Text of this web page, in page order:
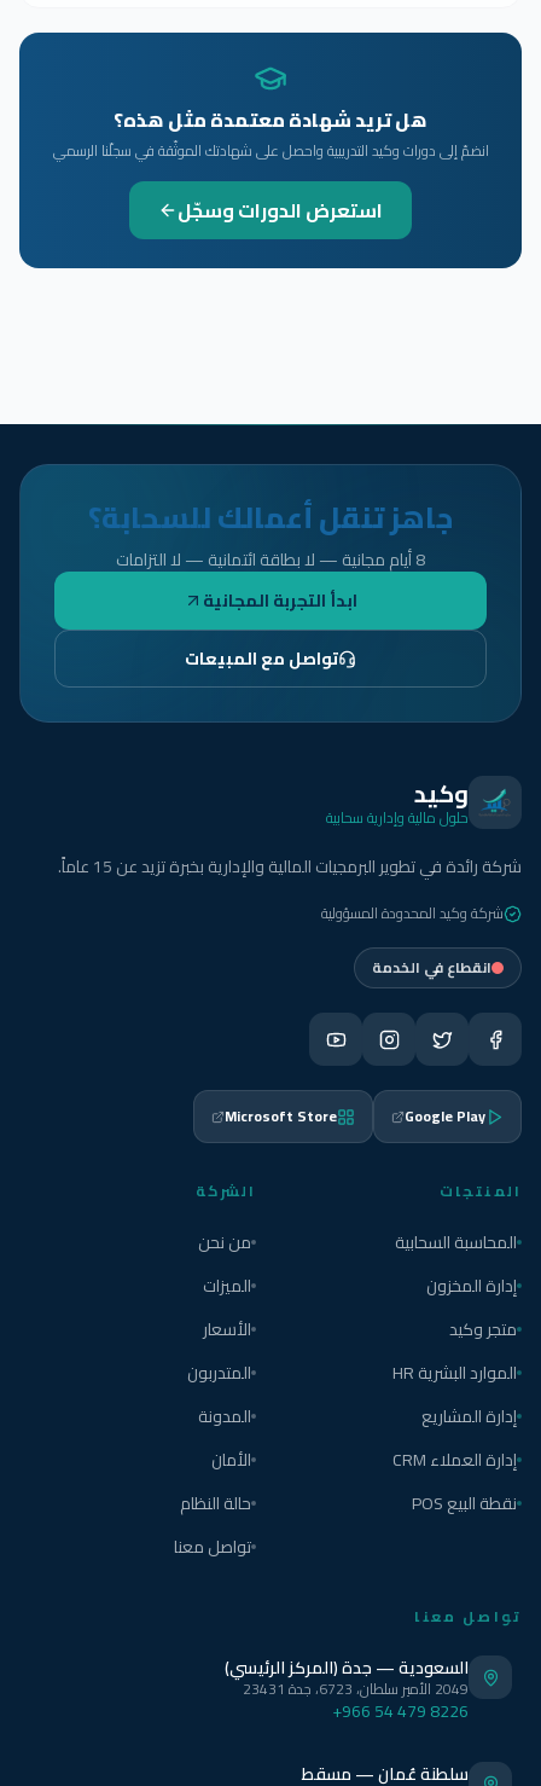
هل تريد شهادة معتمدة مثل هذه؟
انضمّ إلى دورات وكيد التدريبية واحصل على شهادتك الموثّقة في سجلّنا الرسمي
استعرض الدورات وسجّل
جاهز تنقل أعمالك للسحابة؟
8 أيام مجانية — لا بطاقة ائتمانية — لا التزامات
ابدأ التجربة المجانية
تواصل مع المبيعات
وكيد
حلول مالية وإدارية سحابية
شركة رائدة في تطوير البرمجيات المالية والإدارية بخبرة تزيد عن 15 عاماً.
شركة وكيد المحدودة المسؤولية
انقطاع في الخدمة
Google Play
Microsoft Store
المنتجات
المحاسبة السحابية
إدارة المخزون
متجر وكيد
الموارد البشرية HR
إدارة المشاريع
إدارة العملاء CRM
نقطة البيع POS
الشركة
من نحن
الميزات
الأسعار
المتدربون
المدونة
الأمان
حالة النظام
تواصل معنا
تواصل معنا
السعودية — جدة (المركز الرئيسي)
2049 الأمير سلطان، 6723، جدة 23431
+966 54 479 8226
سلطنة عُمان — مسقط